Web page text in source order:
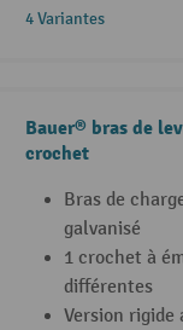
4 Variantes
Bauer® bras de
crochet
Bras de
galvanisé
1 crochet à
différentes
Version rigide